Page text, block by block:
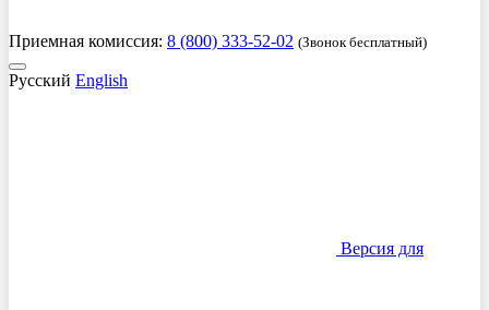
Приемная комиссия: 8 (800) 333-52-02 (Звонок бесплатный)
Русский English
Версия для